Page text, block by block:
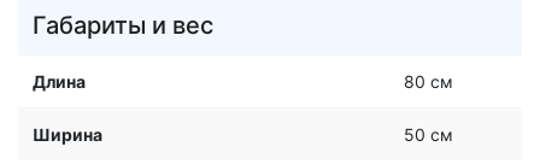
Габариты и вес
Длина 80 см
Ширина 50 см